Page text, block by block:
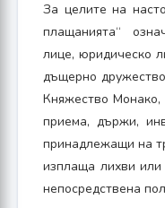
За целите на
плащанията“
лице, юридическо
дъщерно
Княжество Монако,
приема, държи,
принадлежащи на
изплаща лихви
непосредствена